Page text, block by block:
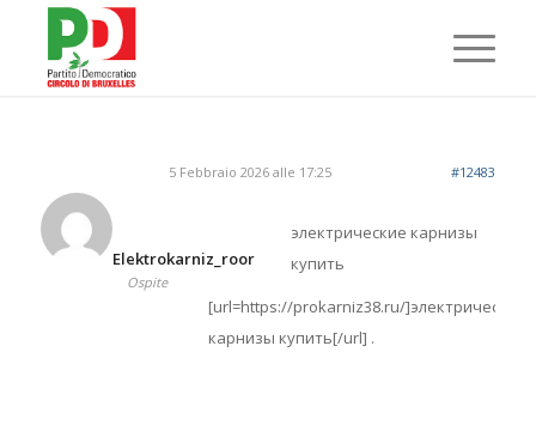
5 Febbraio 2026 alle 17:25 #12483
Elektrokarniz_roor
Ospite
электрические карнизы
купить
[url=https://prokarniz38.ru/]электрические
карнизы купить[/url] .